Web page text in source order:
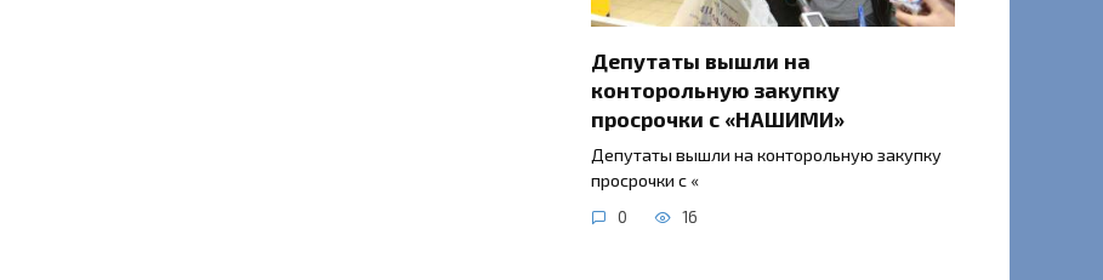
Депутаты вышли на
конторольную закупку
просрочки с «НАШИМИ»
Депутаты вышли на конторольную закупку
просрочки с «
0 16